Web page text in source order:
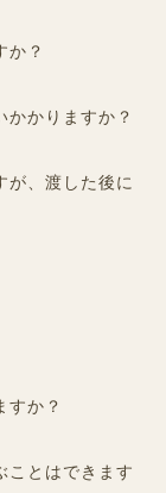
か？
かりますか？
が、渡した後に
すか？
ことはできます